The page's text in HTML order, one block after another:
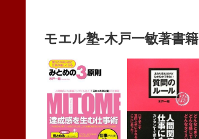
モエル塾-木戸一敏著書籍